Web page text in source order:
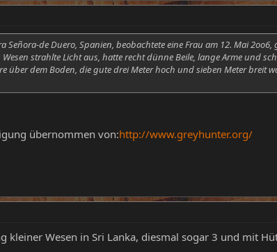
Señora-de Duero, Spanien, beobachtete eine Frau am 12. Mai
strahlte Licht aus, hatte recht dünne Beile, lange Arme und
über dem Boden, die gute drei Meter hoch und sieben Meter breit
übernommen von:http://www.greyhunter.org/
kleiner Wesen in Sri Lanka, diesmal sogar 3 und mit